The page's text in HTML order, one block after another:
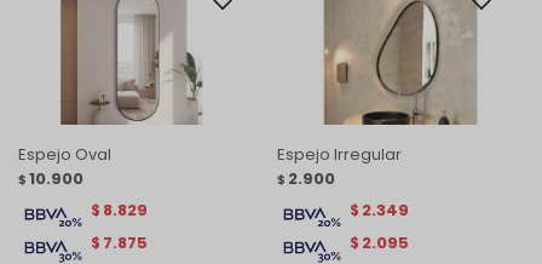
Espejo Oval
$ 10.900
$ 7.875
$ 8.829
Espejo Irregular
$ 2.900
$ 2.095
$ 2.349